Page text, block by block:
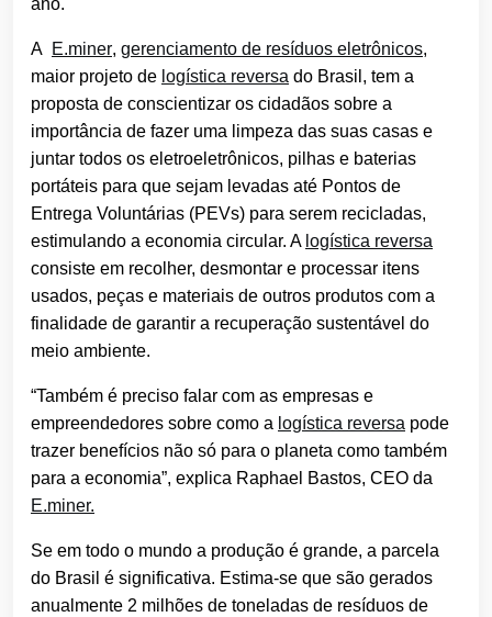
ano.
A E.miner, gerenciamento de resíduos eletrônicos,
maior projeto de logística reversa do Brasil, tem a
proposta de conscientizar os cidadãos sobre a
importância de fazer uma limpeza das suas casas e
juntar todos os eletroeletrônicos, pilhas e baterias
portáteis para que sejam levadas até Pontos de
Entrega Voluntárias (PEVs) para serem recicladas,
estimulando a economia circular. A logística reversa
consiste em recolher, desmontar e processar itens
usados, peças e materiais de outros produtos com a
finalidade de garantir a recuperação sustentável do
meio ambiente.
“Também é preciso falar com as empresas e
empreendedores sobre como a logística reversa pode
trazer benefícios não só para o planeta como também
para a economia”, explica Raphael Bastos, CEO da
E.miner.
Se em todo o mundo a produção é grande, a parcela
do Brasil é significativa. Estima-se que são gerados
anualmente 2 milhões de toneladas de resíduos de